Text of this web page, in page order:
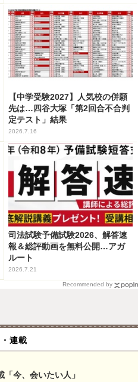
【中学受験2027】人気校の併願
先は…四谷大塚「第2回合不合判
定テスト」結果
2026.7.16
司法試験予備試験2026、解答速
報＆総評動画を無料公開…アガ
ルート
2026.7.21
Recommended by
連載
今、会いたい人」